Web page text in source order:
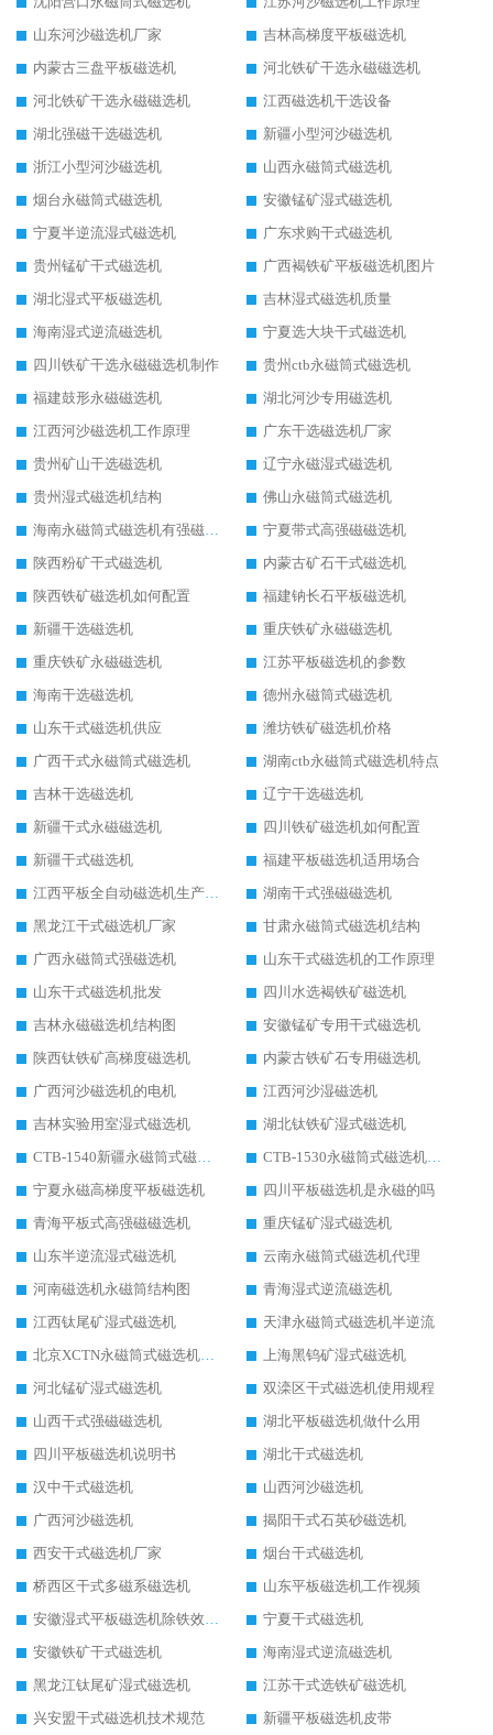
山东河沙磁选机厂家
吉林高梯度平板磁选机
内蒙古三盘平板磁选机
河北铁矿干选永磁磁选机
河北铁矿干选永磁磁选机
江西磁选机干选设备
湖北强磁干选磁选机
新疆小型河沙磁选机
浙江小型河沙磁选机
山西永磁筒式磁选机
烟台永磁筒式磁选机
安徽锰矿湿式磁选机
宁夏半逆流湿式磁选机
广东求购干式磁选机
贵州锰矿干式磁选机
广西褐铁矿平板磁选机图片
湖北湿式平板磁选机
吉林湿式磁选机质量
海南湿式逆流磁选机
宁夏选大块干式磁选机
四川铁矿干选永磁磁选机制作
贵州ctb永磁筒式磁选机
福建鼓形永磁磁选机
湖北河沙专用磁选机
江西河沙磁选机工作原理
广东干选磁选机厂家
贵州矿山干选磁选机
辽宁永磁湿式磁选机
贵州湿式磁选机结构
佛山永磁筒式磁选机
海南永磁筒式磁选机有强磁的吗
宁夏带式高强磁磁选机
陕西粉矿干式磁选机
内蒙古矿石干式磁选机
陕西铁矿磁选机如何配置
福建钠长石平板磁选机
新疆干选磁选机
重庆铁矿永磁磁选机
重庆铁矿永磁磁选机
江苏平板磁选机的参数
海南干选磁选机
德州永磁筒式磁选机
山东干式磁选机供应
潍坊铁矿磁选机价格
广西干式永磁筒式磁选机
湖南ctb永磁筒式磁选机特点
吉林干选磁选机
辽宁干选磁选机
新疆干式永磁磁选机
四川铁矿磁选机如何配置
新疆干式磁选机
福建平板磁选机适用场合
江西平板全自动磁选机生产厂家
湖南干式强磁磁选机
黑龙江干式磁选机厂家
甘肃永磁筒式磁选机结构
广西永磁筒式强磁选机
山东干式磁选机的工作原理
山东干式磁选机批发
四川水选褐铁矿磁选机
吉林永磁磁选机结构图
安徽锰矿专用干式磁选机
陕西钛铁矿高梯度磁选机
内蒙古铁矿石专用磁选机
广西河沙磁选机的电机
江西河沙湿磁选机
吉林实验用室湿式磁选机
湖北钛铁矿湿式磁选机
CTB-1540新疆永磁筒式磁选机
CTB-1530永磁筒式磁选机代理商
宁夏永磁高梯度平板磁选机
四川平板磁选机是永磁的吗
青海平板式高强磁磁选机
重庆锰矿湿式磁选机
山东半逆流湿式磁选机
云南永磁筒式磁选机代理
河南磁选机永磁筒结构图
青海湿式逆流磁选机
江西钛尾矿湿式磁选机
天津永磁筒式磁选机半逆流
北京XCTN永磁筒式磁选机磁块位置
上海黑钨矿湿式磁选机
河北锰矿湿式磁选机
双滦区干式磁选机使用规程
山西干式强磁磁选机
湖北平板磁选机做什么用
四川平板磁选机说明书
湖北干式磁选机
汉中干式磁选机
山西河沙磁选机
广西河沙磁选机
揭阳干式石英砂磁选机
西安干式磁选机厂家
烟台干式磁选机
桥西区干式多磁系磁选机
山东平板磁选机工作视频
安徽湿式平板磁选机除铁效果怎么样
宁夏干式磁选机
安徽铁矿干式磁选机
海南湿式逆流磁选机
黑龙江钛尾矿湿式磁选机
江苏干式选铁矿磁选机
兴安盟干式磁选机技术规范
新疆平板磁选机皮带